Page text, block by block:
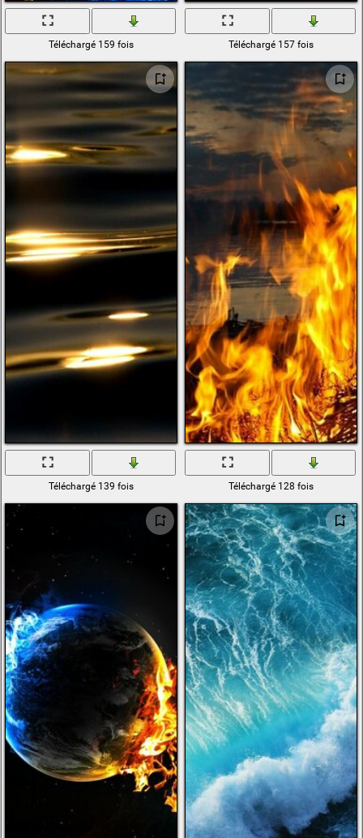
Téléchargé 159 fois Téléchargé 157 fois
Téléchargé 139 fois Téléchargé 128 fois